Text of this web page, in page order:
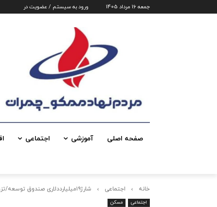
جمعه 16 مرداد 1405 ورود به سیستم / عضویت در
صفحه اصلی آموزشی اجتماعی
خانه اجتماعی شارژ۱۹میلیارددلاری صندوق توسعه/تزریق۱۰۰همت به مسکن در۱۴۰۳
اجتماعی مسکن